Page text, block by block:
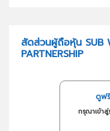
สัดส่วนผู้ถือหุ้น SUB
PARTNERSHIP
ดูฟ
กรุณาเข้าสู่